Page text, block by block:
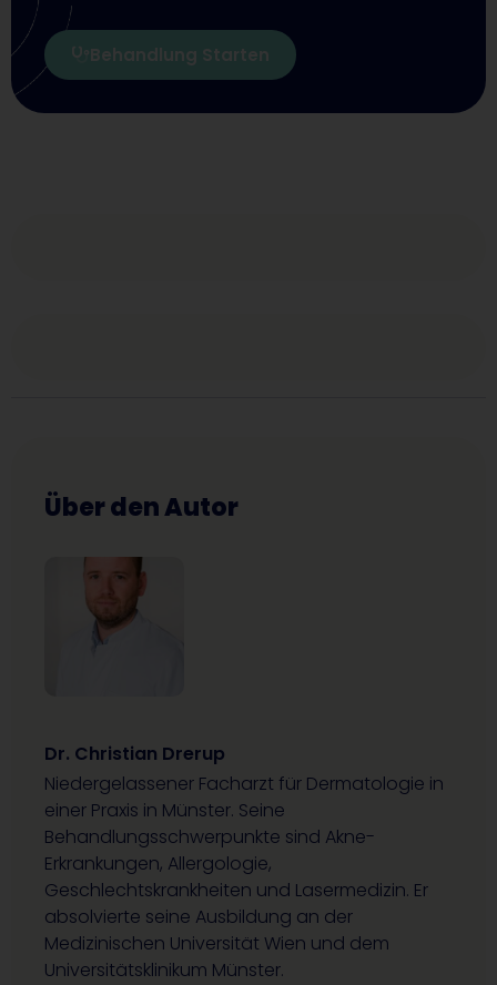
Behandlung Starten
Über den Autor
Dr. Christian Drerup
Niedergelassener Facharzt für Dermatologie in
einer Praxis in Münster. Seine
Behandlungsschwerpunkte sind Akne-
Erkrankungen, Allergologie,
Geschlechtskrankheiten und Lasermedizin. Er
absolvierte seine Ausbildung an der
Medizinischen Universität Wien und dem
Universitätsklinikum Münster.